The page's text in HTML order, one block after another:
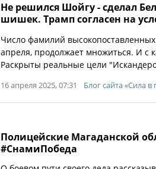
Не решился Шойгу - сделал
шишек. Трамп согласен на
Число фамилий
апреля, продолжает множиться. И с
Раскрыты реальные цели
16 апреля 2025, 07:31 Блог сайта «Сила в
Полицейские Магаданской
#СнамиПобеда